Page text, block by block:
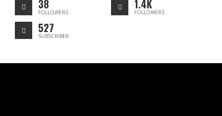
38
FOLLOWERS
1.4K
FOLLOWERS
527
SUBSCRIBER